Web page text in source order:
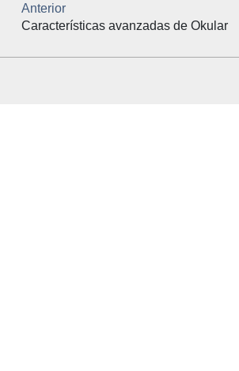
Anterior
Características avanzadas de Okular